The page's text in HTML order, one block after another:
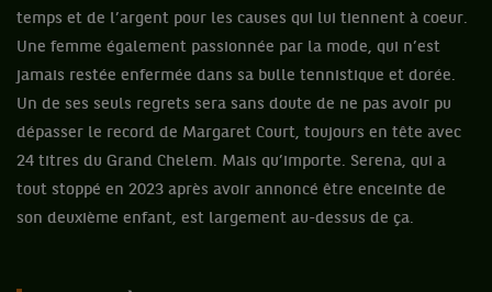
temps et de l’argent pour les causes qui lui tiennent à coeur.
Une femme également passionnée par la mode, qui n’est
jamais restée enfermée dans sa bulle tennistique et dorée.
Un de ses seuls regrets sera sans doute de ne pas avoir pu
dépasser le record de Margaret Court, toujours en tête avec
24 titres du Grand Chelem. Mais qu’importe. Serena, qui a
tout stoppé en 2023 après avoir annoncé être enceinte de
son deuxième enfant, est largement au-dessus de ça.